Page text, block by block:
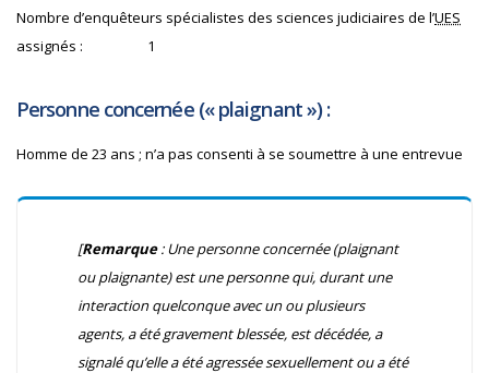
Nombre d’enquêteurs spécialistes des sciences judiciaires de l’UES
assignés :
1
Personne concernée (« plaignant ») :
Homme de 23 ans ; n’a pas consenti à se soumettre à une entrevue
[Remarque: Une personne concernée (plaignant
ou plaignante) est une personne qui, durant une
interaction quelconque avec un ou plusieurs
agents, a été gravement blessée, est décédée, a
signalé qu’elle a été agressée sexuellement ou a été